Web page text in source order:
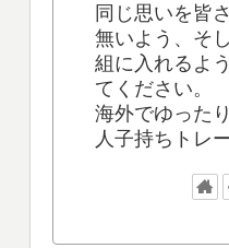
同じ思いを皆
無いよう、そ
組に入れるよ
てください。
海外でゆった
人子持ちトレ